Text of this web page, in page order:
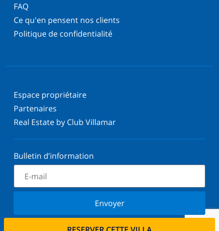
FAQ
Ce qu'en pensent nos clients
Politique de confidentialité
Espace propriétaire
Partenaires
Real Estate by Club Villamar
Bulletin d’information
Envoyer
Inscrivez-vous à notre newsletter et restez informé